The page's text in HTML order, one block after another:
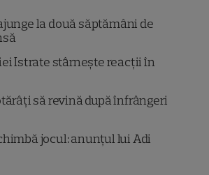
la două săptămâni de
Istrate stârnește reacții în
să revină după înfrângeri
jocul: anunțul lui Adi